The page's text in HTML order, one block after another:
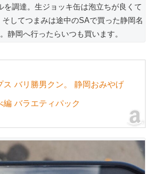
を調達。生ジョッキ缶は泡立ちが良くて
してつまみは途中のSAで買った静岡名
静岡へ行ったらいつも買います。
ス バリ勝男クン。 静岡おみやげ
編 バラエティパック